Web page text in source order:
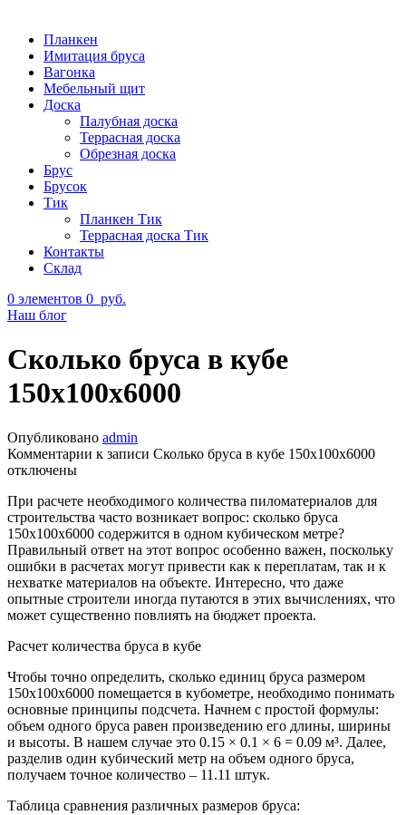
Планкен
Имитация бруса
Вагонка
Мебельный щит
Доска
Палубная доска
Террасная доска
Обрезная доска
Брус
Брусок
Тик
Планкен Тик
Террасная доска Тик
Контакты
Склад
0 элементов 0 руб.
Наш блог
Сколько бруса в кубе
150х100х6000
Опубликовано admin
Комментарии к записи Сколько бруса в кубе 150х100х6000
отключены
При расчете необходимого количества пиломатериалов для
строительства часто возникает вопрос: сколько бруса
150х100х6000 содержится в одном кубическом метре?
Правильный ответ на этот вопрос особенно важен, поскольку
ошибки в расчетах могут привести как к переплатам, так и к
нехватке материалов на объекте. Интересно, что даже
опытные строители иногда путаются в этих вычислениях, что
может существенно повлиять на бюджет проекта.
Расчет количества бруса в кубе
Чтобы точно определить, сколько единиц бруса размером
150х100х6000 помещается в кубометре, необходимо понимать
основные принципы подсчета. Начнем с простой формулы:
объем одного бруса равен произведению его длины, ширины
и высоты. В нашем случае это 0.15 × 0.1 × 6 = 0.09 м³. Далее,
разделив один кубический метр на объем одного бруса,
получаем точное количество – 11.11 штук.
Таблица сравнения различных размеров бруса: